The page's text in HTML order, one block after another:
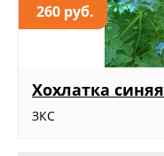
260 руб.
Хохлатка синяя
ЗКС